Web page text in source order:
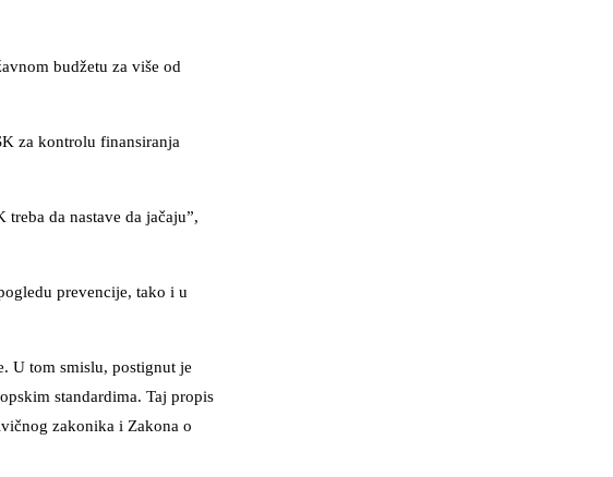
budžetu za više od
za kontrolu finansiranja
da nastave da jačaju”,
prevencije, tako i u
U tom smislu, postignut je
standardima. Taj propis
zakonika i Zakona o